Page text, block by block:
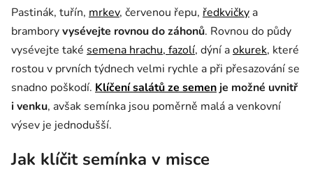
Pastinák, tuřín, mrkev, červenou řepu, ředkvičky a
bramboryvysévejte rovnou do záhonů. Rovnou do půdy
vysévejte také semena hrachu, fazolí, dýní aokurek, které
rostou v prvních týdnech velmi rychle a při přesazování se
snadno poškodí. Klíčení salátů ze semen je možné uvnitř
i venku, avšak semínka jsou poměrně malá a venkovní
výsev je jednodušší.
Jak klíčit semínka v misce